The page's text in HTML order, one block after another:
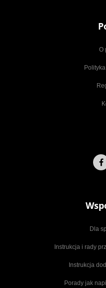
O
Dla
Instrukcja i rady
Instrukcja
Porady jak